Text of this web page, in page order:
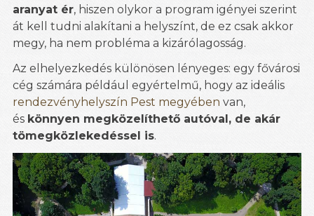
aranyat ér, hiszen olykor a program igényei szerint
át kell tudni alakítani a helyszínt, de ez csak akkor
megy, ha nem probléma a kizárólagosság.
Az elhelyezkedés különösen lényeges: egy fővárosi
cég számára például egyértelmű, hogy az ideális
rendezvényhelyszín Pest megyében van,
és könnyen megközelíthető autóval, de akár
tömegközlekedéssel is.